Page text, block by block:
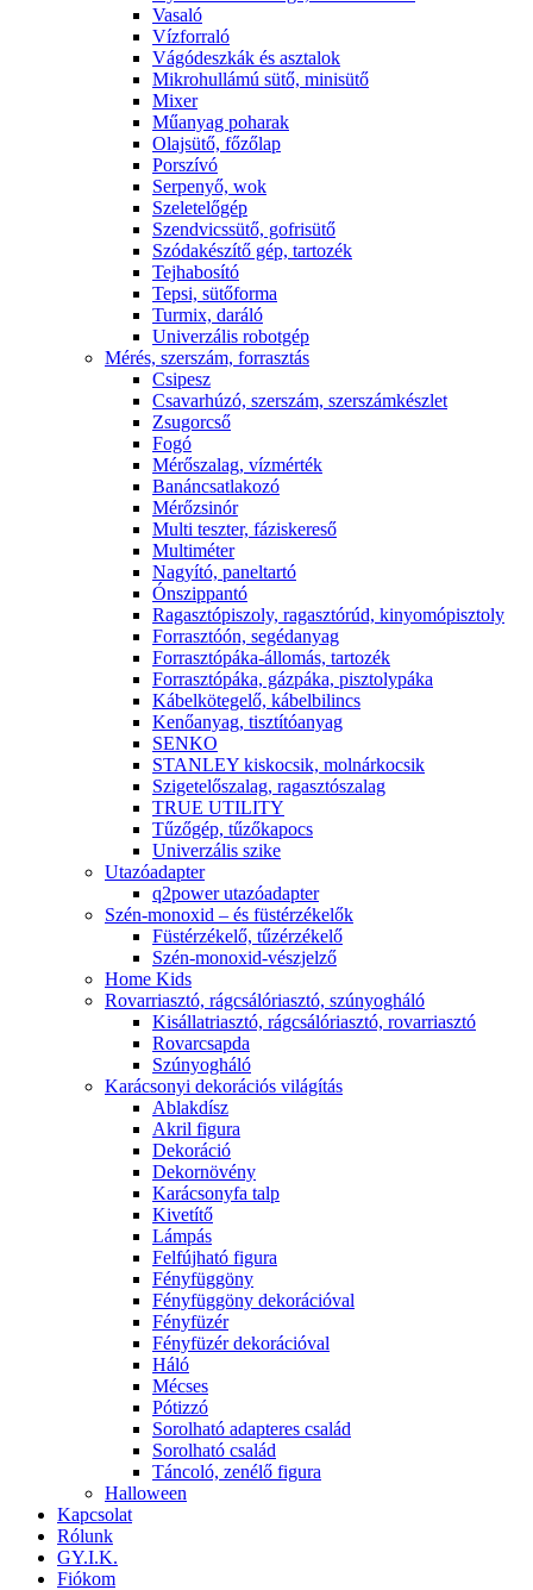
Vasaló
Vízforraló
Vágódeszkák és asztalok
Mikrohullámú sütő, minisütő
Mixer
Műanyag poharak
Olajsütő, főzőlap
Porszívó
Serpenyő, wok
Szeletelőgép
Szendvicssütő, gofrisütő
Szódakészítő gép, tartozék
Tejhabosító
Tepsi, sütőforma
Turmix, daráló
Univerzális robotgép
Mérés, szerszám, forrasztás
Csipesz
Csavarhúzó, szerszám, szerszámkészlet
Zsugorcső
Fogó
Mérőszalag, vízmérték
Banáncsatlakozó
Mérőzsinór
Multi teszter, fáziskereső
Multiméter
Nagyító, paneltartó
Ónszippantó
Ragasztópiszoly, ragasztórúd, kinyomópisztoly
Forrasztóón, segédanyag
Forrasztópáka-állomás, tartozék
Forrasztópáka, gázpáka, pisztolypáka
Kábelkötegelő, kábelbilincs
Kenőanyag, tisztítóanyag
SENKO
STANLEY kiskocsik, molnárkocsik
Szigetelőszalag, ragasztószalag
TRUE UTILITY
Tűzőgép, tűzőkapocs
Univerzális szike
Utazóadapter
q2power utazóadapter
Szén-monoxid – és füstérzékelők
Füstérzékelő, tűzérzékelő
Szén-monoxid-vészjelző
Home Kids
Rovarriasztó, rágcsálóriasztó, szúnyogháló
Kisállatriasztó, rágcsálóriasztó, rovarriasztó
Rovarcsapda
Szúnyogháló
Karácsonyi dekorációs világítás
Ablakdísz
Akril figura
Dekoráció
Dekornövény
Karácsonyfa talp
Kivetítő
Lámpás
Felfújható figura
Fényfüggöny
Fényfüggöny dekorációval
Fényfüzér
Fényfüzér dekorációval
Háló
Mécses
Pótizzó
Sorolható adapteres család
Sorolható család
Táncoló, zenélő figura
Halloween
Kapcsolat
Rólunk
GY.I.K.
Fiókom